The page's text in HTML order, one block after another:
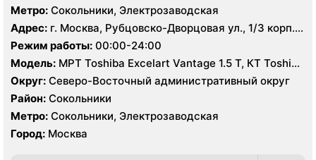
Метро: Сокольники, Электрозаводская
Адрес: г. Москва, Рубцовско-Дворцовая ул., 1/3 корп.
2А
Режим работы: 00:00-24:00
Модель: МРТ Toshiba Excelart Vantage 1.5 Т, КТ Toshiba
Aquilion 64 среза, УЗИ
Округ: Северо-Восточный административный округ
Район: Сокольники
Метро: Сокольники, Электрозаводская
Город: Москва